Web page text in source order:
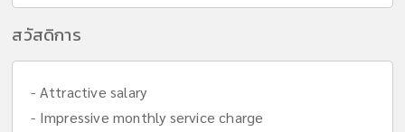
สวัสดิการ
- Attractive salary
- Impressive monthly service charge